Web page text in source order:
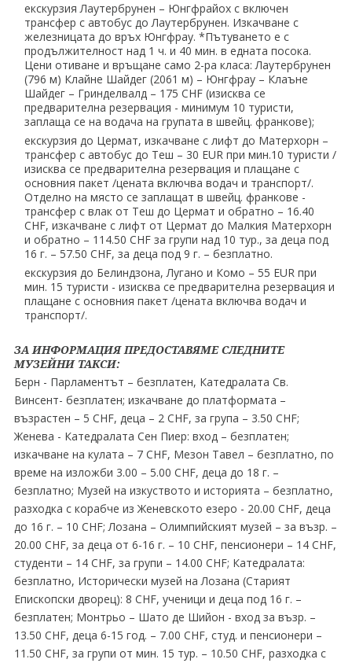
екскурзия Лаутербрунен – Юнгфрайох с включен
трансфер с автобус до Лаутербрунен. Изкачване с
железницата до връх Юнгфрау. *Пътуването е с
продължителност над 1 ч. и 40 мин. в едната посока.
Цени отиване и връщане само 2-ра класа: Лаутербрунен
(796 м) Клайне Шайдег (2061 м) – Юнгфрау – Клаъне
Шайдег – Гринделвалд – 175 CHF (изисква се
предварителна резервация - минимум 10 туристи,
заплаща се на водача на групата в швейц. франкове);
екскурзия до Цермат, изкачване с лифт до Матерхорн –
трансфер с автобус до Теш – 30 EUR при мин.10 туристи /
изисква се предварителна резервация и плащане с
основния пакет /цената включва водач и транспорт/.
Отделно на място се заплащат в швейц. франкове -
трансфер с влак от Теш до Цермат и обратно – 16.40
CHF, изкачване с лифт от Цермат до Малкия Матерхорн
и обратно – 114.50 CHF за групи над 10 тур., за деца под
16 г. – 57.50 CHF, за деца под 9 г. – безплатно.
екскурзия до Белиндзона, Лугано и Комо – 55 EUR при
мин. 15 туристи - изисква се предварителна резервация и
плащане с основния пакет /цената включва водач и
транспорт/.
ЗА ИНФОРМАЦИЯ ПРЕДОСТАВЯМЕ СЛЕДНИТЕ
МУЗЕЙНИ ТАКСИ:
Берн - Парламентът – безплатен, Катедралата Св.
Винсент- безплатен; изкачване до платформата –
възрастен – 5 CHF, деца – 2 CHF, за група – 3.50 CHF;
Жeнева - Катедралата Сен Пиер: вход – безплатен;
изкачване на кулата – 7 CHF, Мезон Тавел – безплатно, по
време на изложби 3.00 – 5.00 CHF, деца до 18 г. –
безплатно; Музей на изкуството и историята – безплатно,
разходка с корабче из Женевското езеро - 20.00 CHF, деца
до 16 г. – 10 CHF; Лозана – Олимпийският музей – за възр. –
20.00 CHF, за деца от 6-16 г. – 10 CHF, пенсионери – 14 CHF,
студенти – 14 CHF, за групи – 14.00 CHF; Катедралата:
безплатно, Исторически музей на Лозана (Старият
Епископски дворец): 8 CHF, ученици и деца под 16 г. –
безплатен; Монтрьо – Шато де Шийон - вход за възр. –
13.50 CHF, деца 6-15 год. – 7.00 CHF, студ. и пенсионери –
11.50 CHF, за групи от мин. 15 тур. – 10.50 CHF, разходка с